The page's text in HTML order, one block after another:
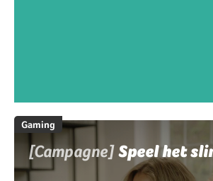
Gaming
[Campagne]Speel het